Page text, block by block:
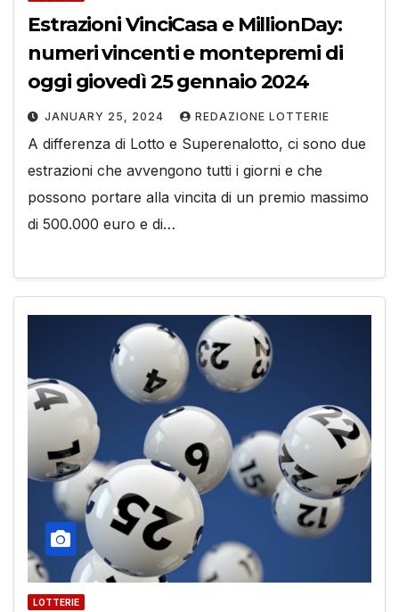
Estrazioni VinciCasa e MillionDay:
numeri vincenti e montepremi di
oggi giovedì 25 gennaio 2024
JANUARY 25, 2024 REDAZIONE LOTTERIE
A differenza di Lotto e Superenalotto, ci sono due
estrazioni che avvengono tutti i giorni e che
possono portare alla vincita di un premio massimo
di 500.000 euro e di…
LOTTERIE